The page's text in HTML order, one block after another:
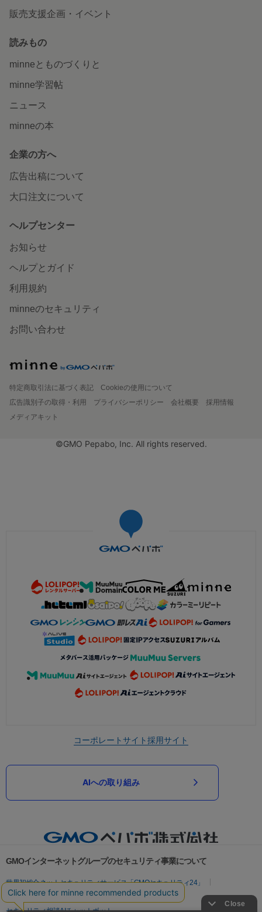
販売支援企画・イベント
読みもの
minneとものづくりと
minne学習帖
ニュース
minneの本
企業の方へ
広告出稿について
大口注文について
ヘルプセンター
お知らせ
ヘルプとガイド
利用規約
minneのセキュリティ
お問い合わせ
特定商取引法に基づく表記
Cookieの使用について
広告識別子の取得・利用
プライバシーポリシー 会社概要
採用情報
メディアキット
©GMO Pepabo, Inc. All rights reserved.
コーポレートサイト採用サイト
AIへの取り組み
GMOインターネットグループのセキュリティ事業について
世界初総合ネットセキュリティサービス「GMOセキュリティ24」
パスワード漏洩診断
Webサイトリスク診断